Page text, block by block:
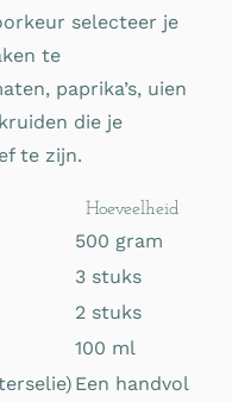
selecteer je
te
paprika’s, uien
die je
te zijn.
Hoeveelheid
500 gram
3 stuks
2 stuks
100 ml
Een handvol